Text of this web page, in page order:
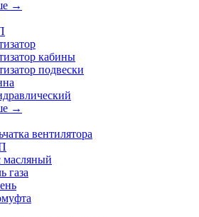
→
кабины
подвески
→
вентилятора
масляный
газа